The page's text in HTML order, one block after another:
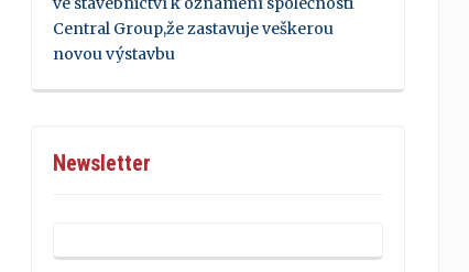
Central Group,že zastavuje veškerou
novou výstavbu
Newsletter